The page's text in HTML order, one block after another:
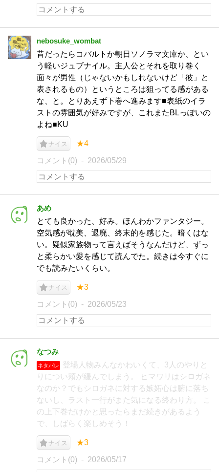
nebosuke_wombat
昔だったらコバルトか朝日ソノラマ文庫か、とい
う軽いジュブナイル。主人公とそれを取り巻く
面々が男性（じゃないかもしれないけど「彼」と
表されるもの）というところは狙ってる感がある
な、と。とりあえず下巻へ進みます■表紙のイラ
ストの雰囲気が好みですが、これまたBLっぽいの
よね■KU
ナイス ★4
コメント(0) 2026/05/29
あめ
とても良かった、好み。ほんわかファンタジー。
空気感が耽美、退廃、終末的を感じた。暗くはな
い。疑似家族物って言えばそうなんだけど、ずっ
と柔らかい愛を感じて読んでた。続きは今すぐに
でも読みたいくらい。
ナイス ★3
コメント(0) 2026/05/23
なつみ
ネタバレ
登場人物みんなかわいくて、3人のやりと
りについ頬が緩んでしまう。 ヒマワリはシロガネ
なのか？でもシロガネに対する嫉妬心は腑に落ち
ないし、ラスト一行がまた気になる終わり方。 こ
の上下巻だけかと思ったらまだ続きがあるよう
で、しばらく楽しめそう！
ナイス ★3
コメント(0) 2026/05/17